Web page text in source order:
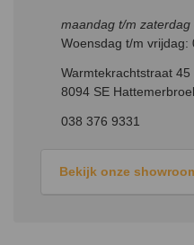
aansluitstuk benodigd. De
7 centimeter zijn en tot
maandag t/m zaterdag
Woensdag t/m vrijdag:
Warmtekrachtstraat 45
8094 SE
038 376 9331
Bekijk onze